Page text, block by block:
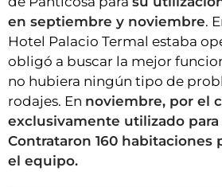
en septiembre y noviembre.
Hotel Palacio Termal estaba
obligó a buscar la mejor
no hubiera ningún tipo de
rodajes. En noviembre, por el
exclusivamente utilizado para
Contrataron 160 habitaciones
el equipo.